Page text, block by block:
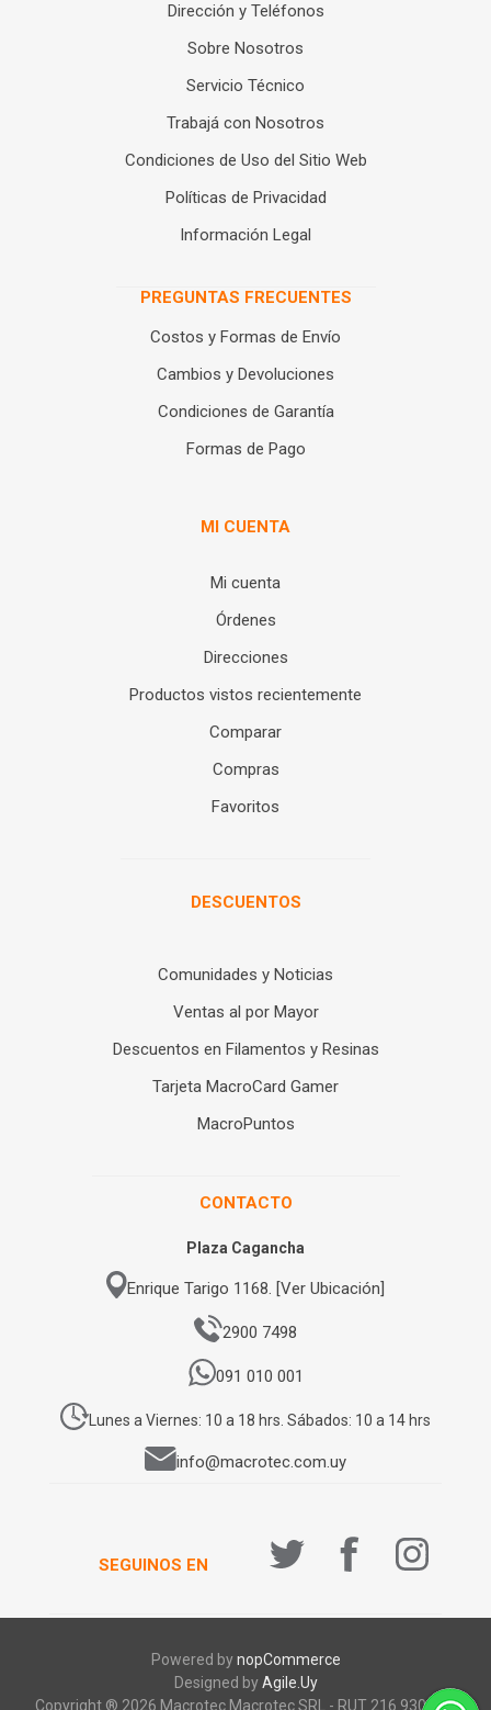
Dirección y Teléfonos
Sobre Nosotros
Servicio Técnico
Trabajá con Nosotros
Condiciones de Uso del Sitio Web
Políticas de Privacidad
Información Legal
PREGUNTAS FRECUENTES
Costos y Formas de Envío
Cambios y Devoluciones
Condiciones de Garantía
Formas de Pago
MI CUENTA
Mi cuenta
Órdenes
Direcciones
Productos vistos recientemente
Comparar
Compras
Favoritos
DESCUENTOS
Comunidades y Noticias
Ventas al por Mayor
Descuentos en Filamentos y Resinas
Tarjeta MacroCard Gamer
MacroPuntos
CONTACTO
Plaza Cagancha
Enrique Tarigo 1168. [Ver Ubicación]
2900 7498
091 010 001
Lunes a Viernes: 10 a 18 hrs. Sábados: 10 a 14 hrs
info@macrotec.com.uy
SEGUINOS EN
Powered bynopCommerce
Designed byAgile.Uy
Copyright ® 2026 Macrotec.Macrotec SRL - RUT 216 930 920